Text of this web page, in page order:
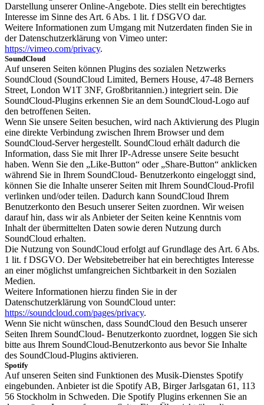
Darstellung unserer Online-Angebote. Dies stellt ein berechtigtes
Interesse im Sinne des Art. 6 Abs. 1 lit. f DSGVO dar.
Weitere Informationen zum Umgang mit Nutzerdaten finden Sie in
der Datenschutzerklärung von Vimeo unter:
https://vimeo.com/privacy.
SoundCloud
Auf unseren Seiten können Plugins des sozialen Netzwerks
SoundCloud (SoundCloud Limited, Berners House, 47-48 Berners
Street, London W1T 3NF, Großbritannien.) integriert sein. Die
SoundCloud-Plugins erkennen Sie an dem SoundCloud-Logo auf
den betroffenen Seiten.
Wenn Sie unsere Seiten besuchen, wird nach Aktivierung des Plugin
eine direkte Verbindung zwischen Ihrem Browser und dem
SoundCloud-Server hergestellt. SoundCloud erhält dadurch die
Information, dass Sie mit Ihrer IP-Adresse unsere Seite besucht
haben. Wenn Sie den „Like-Button“ oder „Share-Button“ anklicken
während Sie in Ihrem SoundCloud- Benutzerkonto eingeloggt sind,
können Sie die Inhalte unserer Seiten mit Ihrem SoundCloud-Profil
verlinken und/oder teilen. Dadurch kann SoundCloud Ihrem
Benutzerkonto den Besuch unserer Seiten zuordnen. Wir weisen
darauf hin, dass wir als Anbieter der Seiten keine Kenntnis vom
Inhalt der übermittelten Daten sowie deren Nutzung durch
SoundCloud erhalten.
Die Nutzung von SoundCloud erfolgt auf Grundlage des Art. 6 Abs.
1 lit. f DSGVO. Der Websitebetreiber hat ein berechtigtes Interesse
an einer möglichst umfangreichen Sichtbarkeit in den Sozialen
Medien.
Weitere Informationen hierzu finden Sie in der
Datenschutzerklärung von SoundCloud unter:
https://soundcloud.com/pages/privacy.
Wenn Sie nicht wünschen, dass SoundCloud den Besuch unserer
Seiten Ihrem SoundCloud- Benutzerkonto zuordnet, loggen Sie sich
bitte aus Ihrem SoundCloud-Benutzerkonto aus bevor Sie Inhalte
des SoundCloud-Plugins aktivieren.
Spotify
Auf unseren Seiten sind Funktionen des Musik-Dienstes Spotify
eingebunden. Anbieter ist die Spotify AB, Birger Jarlsgatan 61, 113
56 Stockholm in Schweden. Die Spotify Plugins erkennen Sie an